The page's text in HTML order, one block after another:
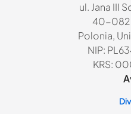
ul. Jana III
40-082
Polonia,
NIP:
KRS: